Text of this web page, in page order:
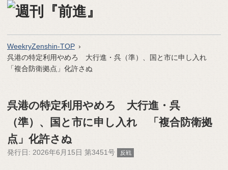
WeekryZenshin-TOP
呉港の特定利用やめろ 大行進・呉（準）、国と市に申し入れ
「複合防衛拠点」化許さぬ
呉港の特定利用やめろ 大行進・呉
（準）、国と市に申し入れ 「複合防衛拠
点」化許さぬ
発行日: 2026年6月15日 第3451号 反戦